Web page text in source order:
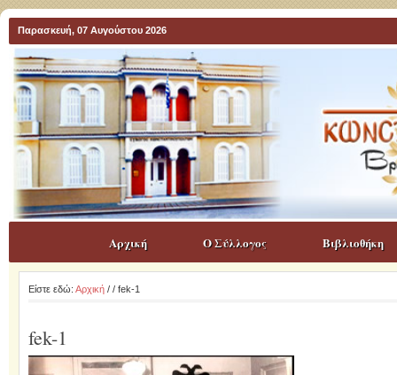
Παρασκευή, 07 Αυγούστου 2026
Αρχική Ο Σύλλογος Βιβλιοθήκη
Είστε εδώ: Αρχική/ / fek-1
fek-1